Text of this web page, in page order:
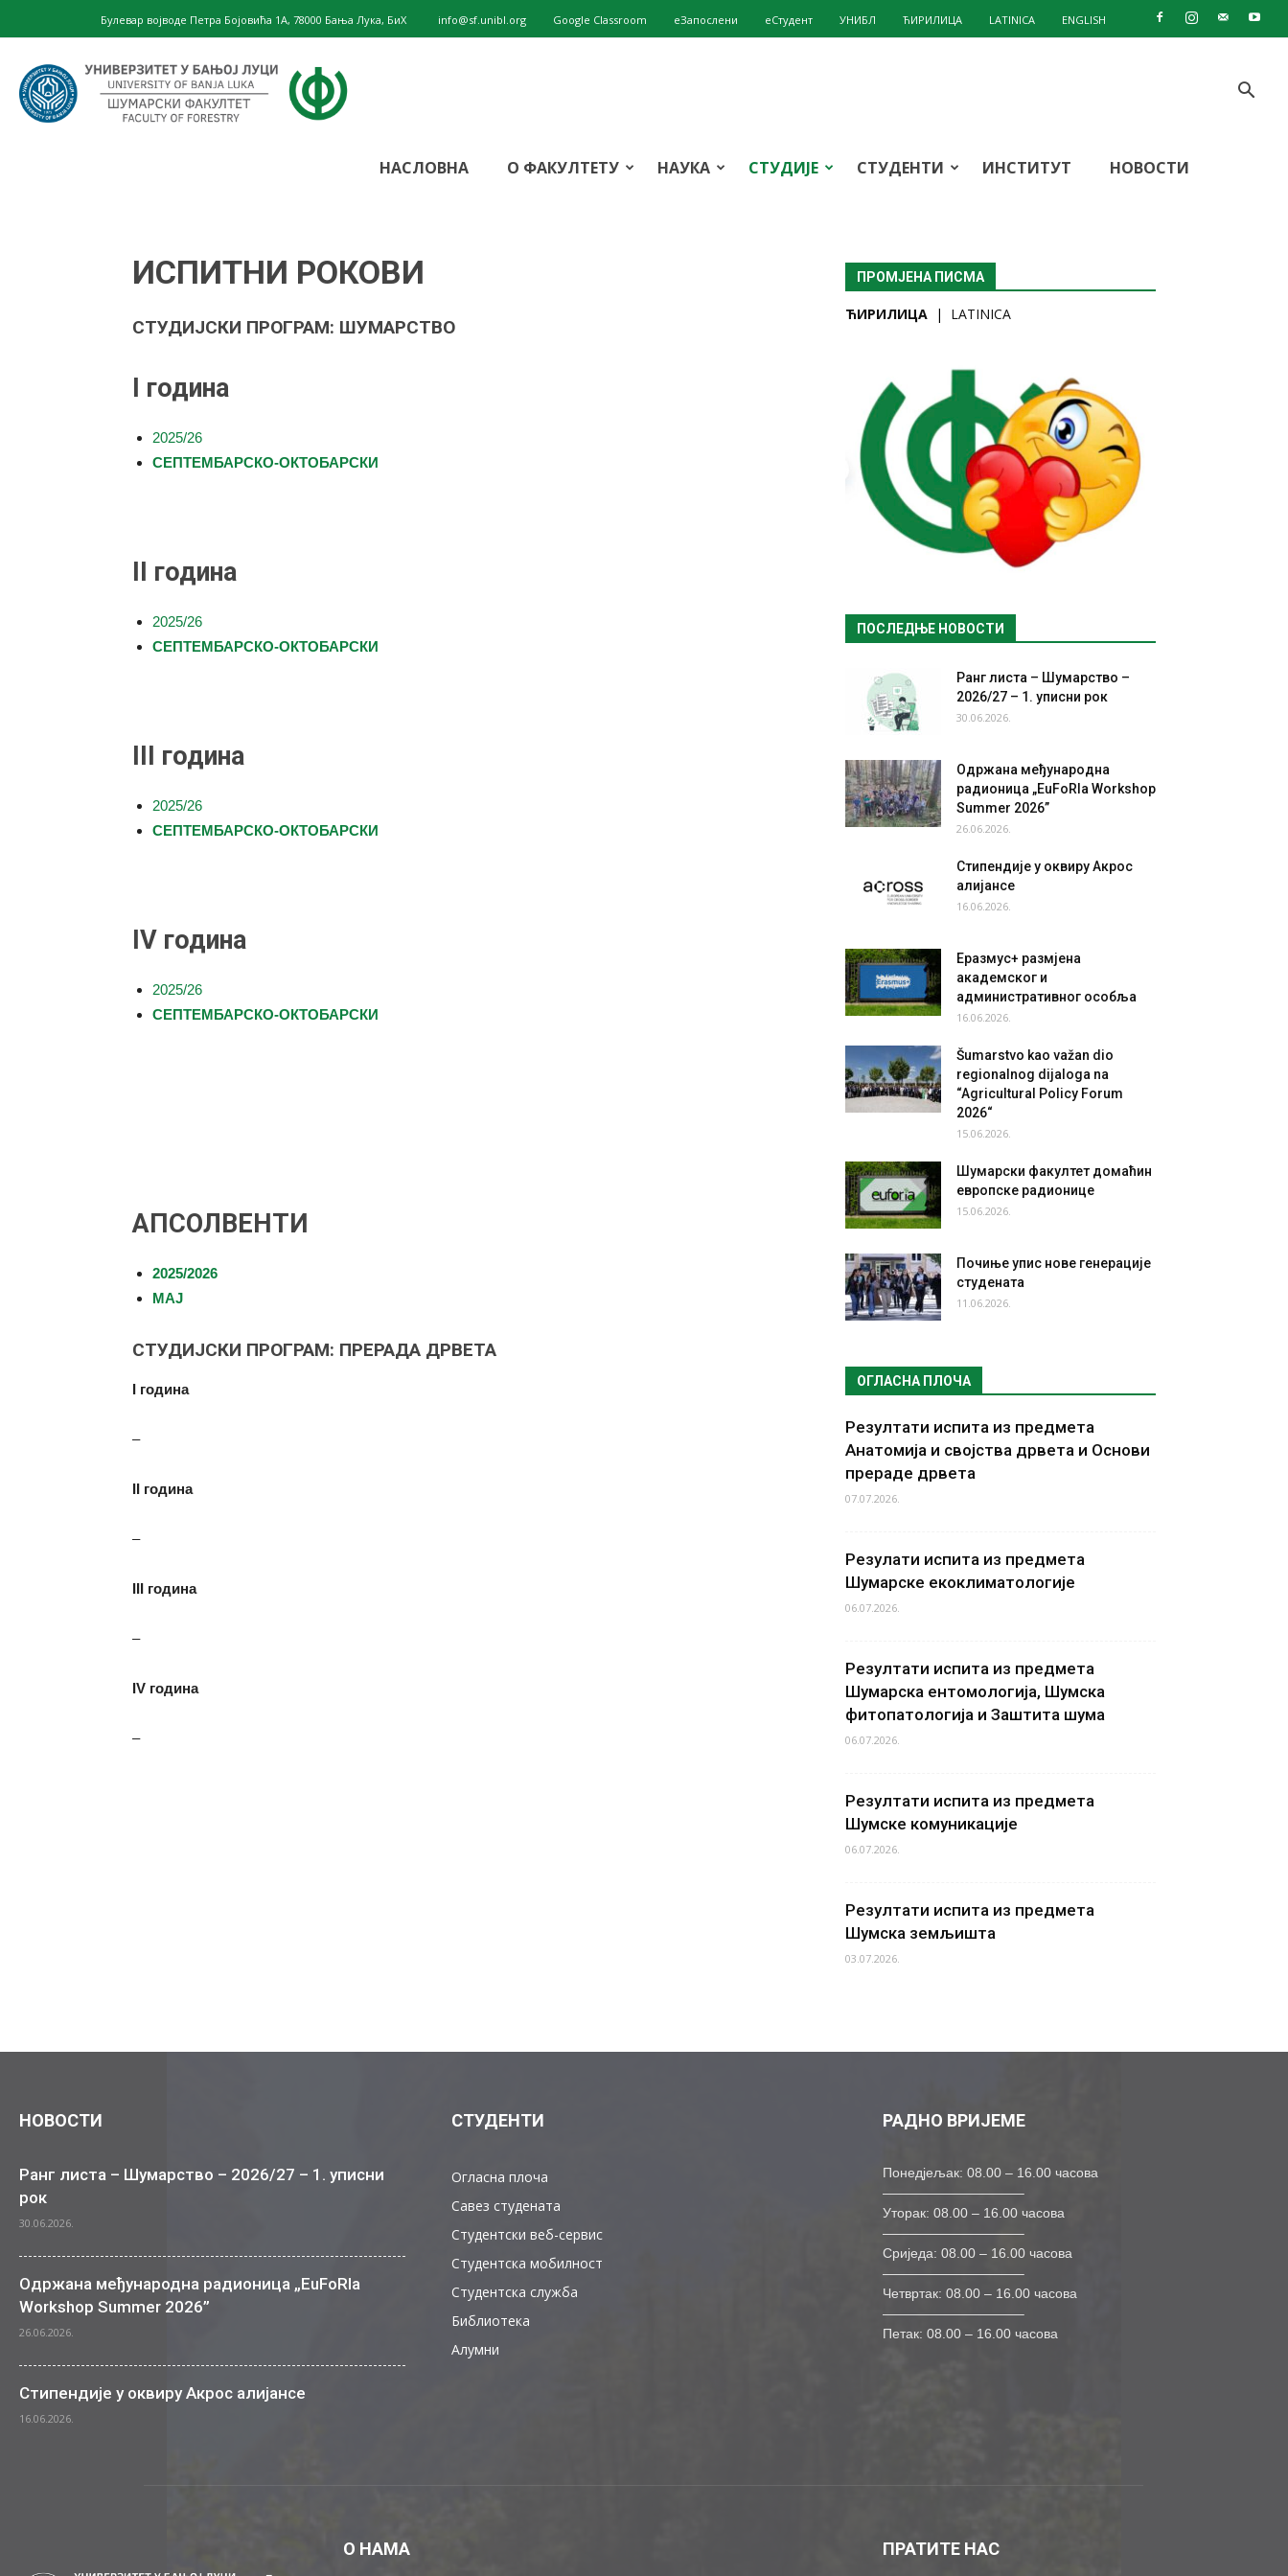
Булевар војводе Петра Бојовића 1А, 78000 Бања Лука, БиХ info@sf.unibl.org Google Classroom eЗапослени еСтудент УНИБЛ ЋИРИЛИЦА LATINICA ENGLISH
НАСЛОВНА О ФАКУЛТЕТУ НАУКА СТУДИЈЕ СТУДЕНТИ ИНСТИТУТ НОВОСТИ
ИСПИТНИ РОКОВИ
СТУДИЈСКИ ПРОГРАМ: ШУМАРСТВО
I година
2025/26
СЕПТЕМБАРСКО-ОКТОБАРСКИ
II година
2025/26
СЕПТЕМБАРСКО-ОКТОБАРСКИ
III година
2025/26
СЕПТЕМБАРСКО-ОКТОБАРСКИ
IV година
2025/26
СЕПТЕМБАРСКО-ОКТОБАРСКИ
АПСОЛВЕНТИ
2025/2026
МАЈ
СТУДИЈСКИ ПРОГРАМ: ПРЕРАДА ДРВЕТА
I година
–
II година
–
III година
–
IV година
–
ПРОМЈЕНА ПИСМА
ЋИРИЛИЦА | LATINICA
ПОСЛЕДЊЕ НОВОСТИ
Ранг листа – Шумарство –
2026/27 – 1. уписни рок
30.06.2026.
Одржана међународна
радионица „EuFoRIa Workshop
Summer 2026”
26.06.2026.
Стипендије у оквиру Акрос
алијансе
16.06.2026.
Еразмус+ размјена
академског и
административног особља
16.06.2026.
Šumarstvo kao važan dio
regionalnog dijaloga na
“Agricultural Policy Forum
2026“
15.06.2026.
Шумарски факултет домаћин
европске радионице
15.06.2026.
Почиње упис нове генерације
студената
11.06.2026.
ОГЛАСНА ПЛОЧА
Резултати испита из предмета
Анатомија и својства дрвета и Основи
прераде дрвета
07.07.2026.
Резулати испита из предмета
Шумарске екоклиматологије
06.07.2026.
Резултати испита из предмета
Шумарска ентомологија, Шумска
фитопатологија и Заштита шума
06.07.2026.
Резултати испита из предмета
Шумске комуникације
06.07.2026.
Резултати испита из предмета
Шумска земљишта
03.07.2026.
НОВОСТИ
Ранг листа – Шумарство – 2026/27 – 1. уписни
рок
30.06.2026.
Одржана међународна радионица „EuFoRIa
Workshop Summer 2026”
26.06.2026.
Стипендије у оквиру Акрос алијансе
16.06.2026.
СТУДЕНТИ
Огласна плоча
Савез студената
Студентски веб-сервис
Студентска мобилност
Студентска служба
Библиотека
Алумни
РАДНО ВРИЈЕМЕ
Понедјељак: 08.00 – 16.00 часова
——————————–
Уторак: 08.00 – 16.00 часова
——————————–
Сриједа: 08.00 – 16.00 часова
——————————–
Четвртак: 08.00 – 16.00 часова
——————————–
Петак: 08.00 – 16.00 часова
О НАМА ПРАТИТЕ НАС